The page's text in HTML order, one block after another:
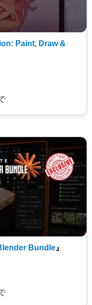
Paint, Draw &
Bundle 』